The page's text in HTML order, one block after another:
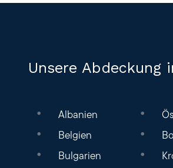
Unsere Abdeckung
Albanien
Belgien
Bulgarien